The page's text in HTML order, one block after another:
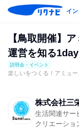
イ
【鳥取開催】
運営を知る1day
説明会・イベント
楽しいをつくる！アミュ
株式会社三
生活関連サー
クリエーショ